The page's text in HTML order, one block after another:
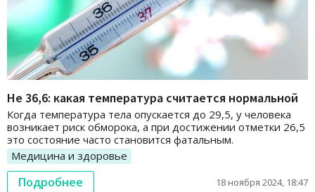
Не 36,6: какая температура считается нормальной
Когда температура тела опускается до 29,5, у человека
возникает риск обморока, а при достижении отметки 26,5
это состояние часто становится фатальным.
Медицина и здоровье
Подробнее 18 ноября 2024, 18:47